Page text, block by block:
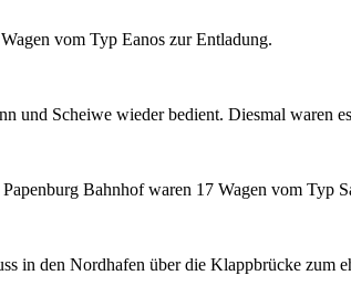
vom Typ Eanos zur Entladung.
und Scheiwe wieder bedient. Diesmal waren
Bahnhof waren 17 Wagen vom Typ
in den Nordhafen über die Klappbrücke